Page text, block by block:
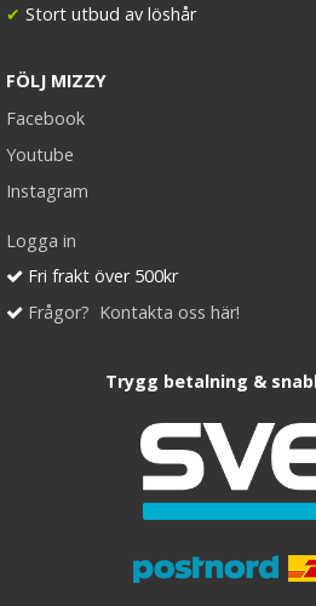
✔ Stort utbud av löshår
FÖLJ MIZZY
Facebook
Youtube
Instagram
Logga in
Fri frakt över 500kr
Frågor? Kontakta oss här!
Trygg betalning &